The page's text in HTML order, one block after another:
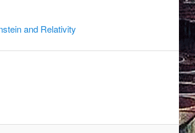
and Relativity